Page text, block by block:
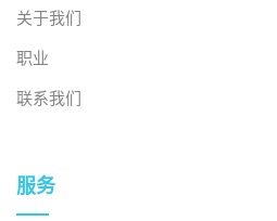
关于我们
职业
联系我们
服务